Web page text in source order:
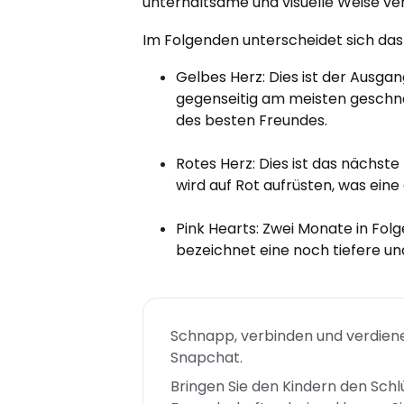
Im Folgenden unterscheidet sich
Gelbes Herz: Dies ist der
gegenseitig am meisten
des besten Freundes.
Rotes Herz: Dies ist das
wird auf Rot aufrüsten, was
Pink Hearts: Zwei Monate in
bezeichnet eine noch tiefere
Schnapp, verbinden und
Snapchat.
Bringen Sie den Kindern den